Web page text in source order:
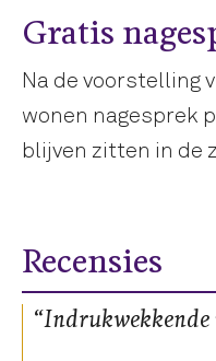
Gratis
Na de voorstelling
wonen nagesprek
blijven zitten in de
Recensies
“Indrukwekkende